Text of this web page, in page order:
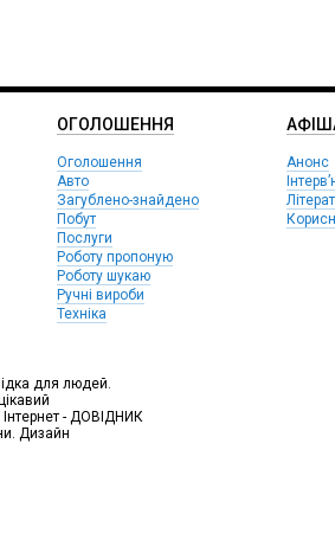
ОГОЛОШЕННЯ
Оголошення
Авто
Загублено-знайдено
Побут
Послуги
Роботу пропоную
Роботу шукаю
Ручні вироби
Техніка
Анонс
для людей.
- ДОВІДНИК
Дизайн